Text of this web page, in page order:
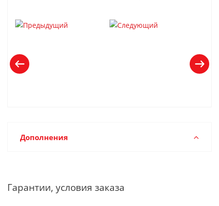
Дополнения
Гарантии, условия заказа